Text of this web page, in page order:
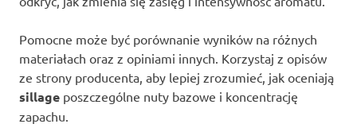
Pomocne może być porównanie wyników na różnych
materiałach oraz z opiniami innych. Korzystaj z opisów
ze strony producenta, aby lepiej zrozumieć, jak oceniają
sillage poszczególne nuty bazowe i koncentrację
zapachu.